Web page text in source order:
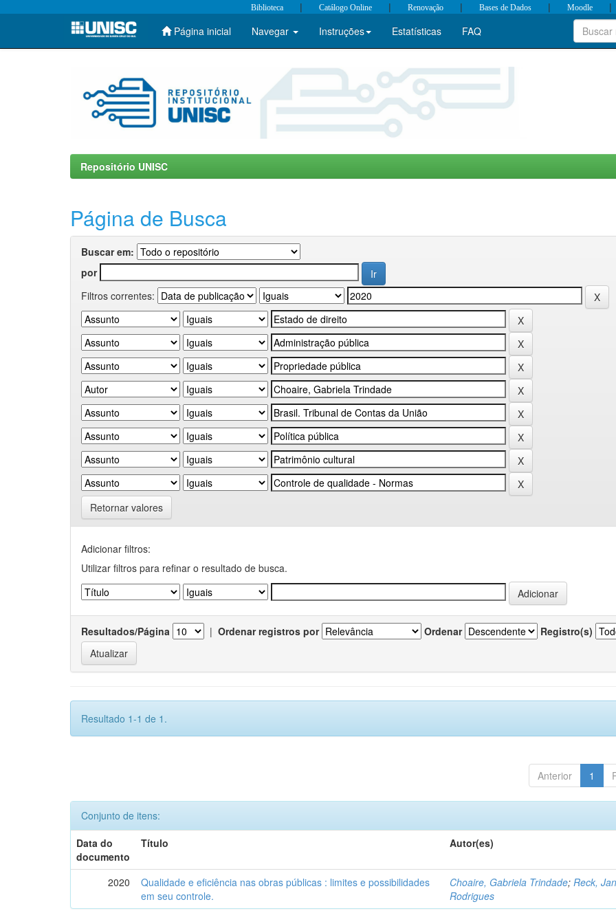
Skip
Biblioteca | Catálogo Online | Renovação | Bases de Dados | Moodle |
Página inicial Navegar Instruções Estatísticas FAQ
Repositório UNISC
Página de Busca
Buscar em:
por
Filtros correntes:
Retornar valores
Adicionar filtros:
Utilizar filtros para refinar o resultado de busca.
Resultados/Página | Ordenar registros por Ordenar Registro(s)
Resultado 1-1 de 1.
Anterior 1
Conjunto de itens:
Data do
documento
Título Autor(es)
2020
Qualidade e eficiência nas obras públicas : limites e possibilidades
em seu controle.
Choaire, Gabriela Trindade;Reck,
Rodrigues